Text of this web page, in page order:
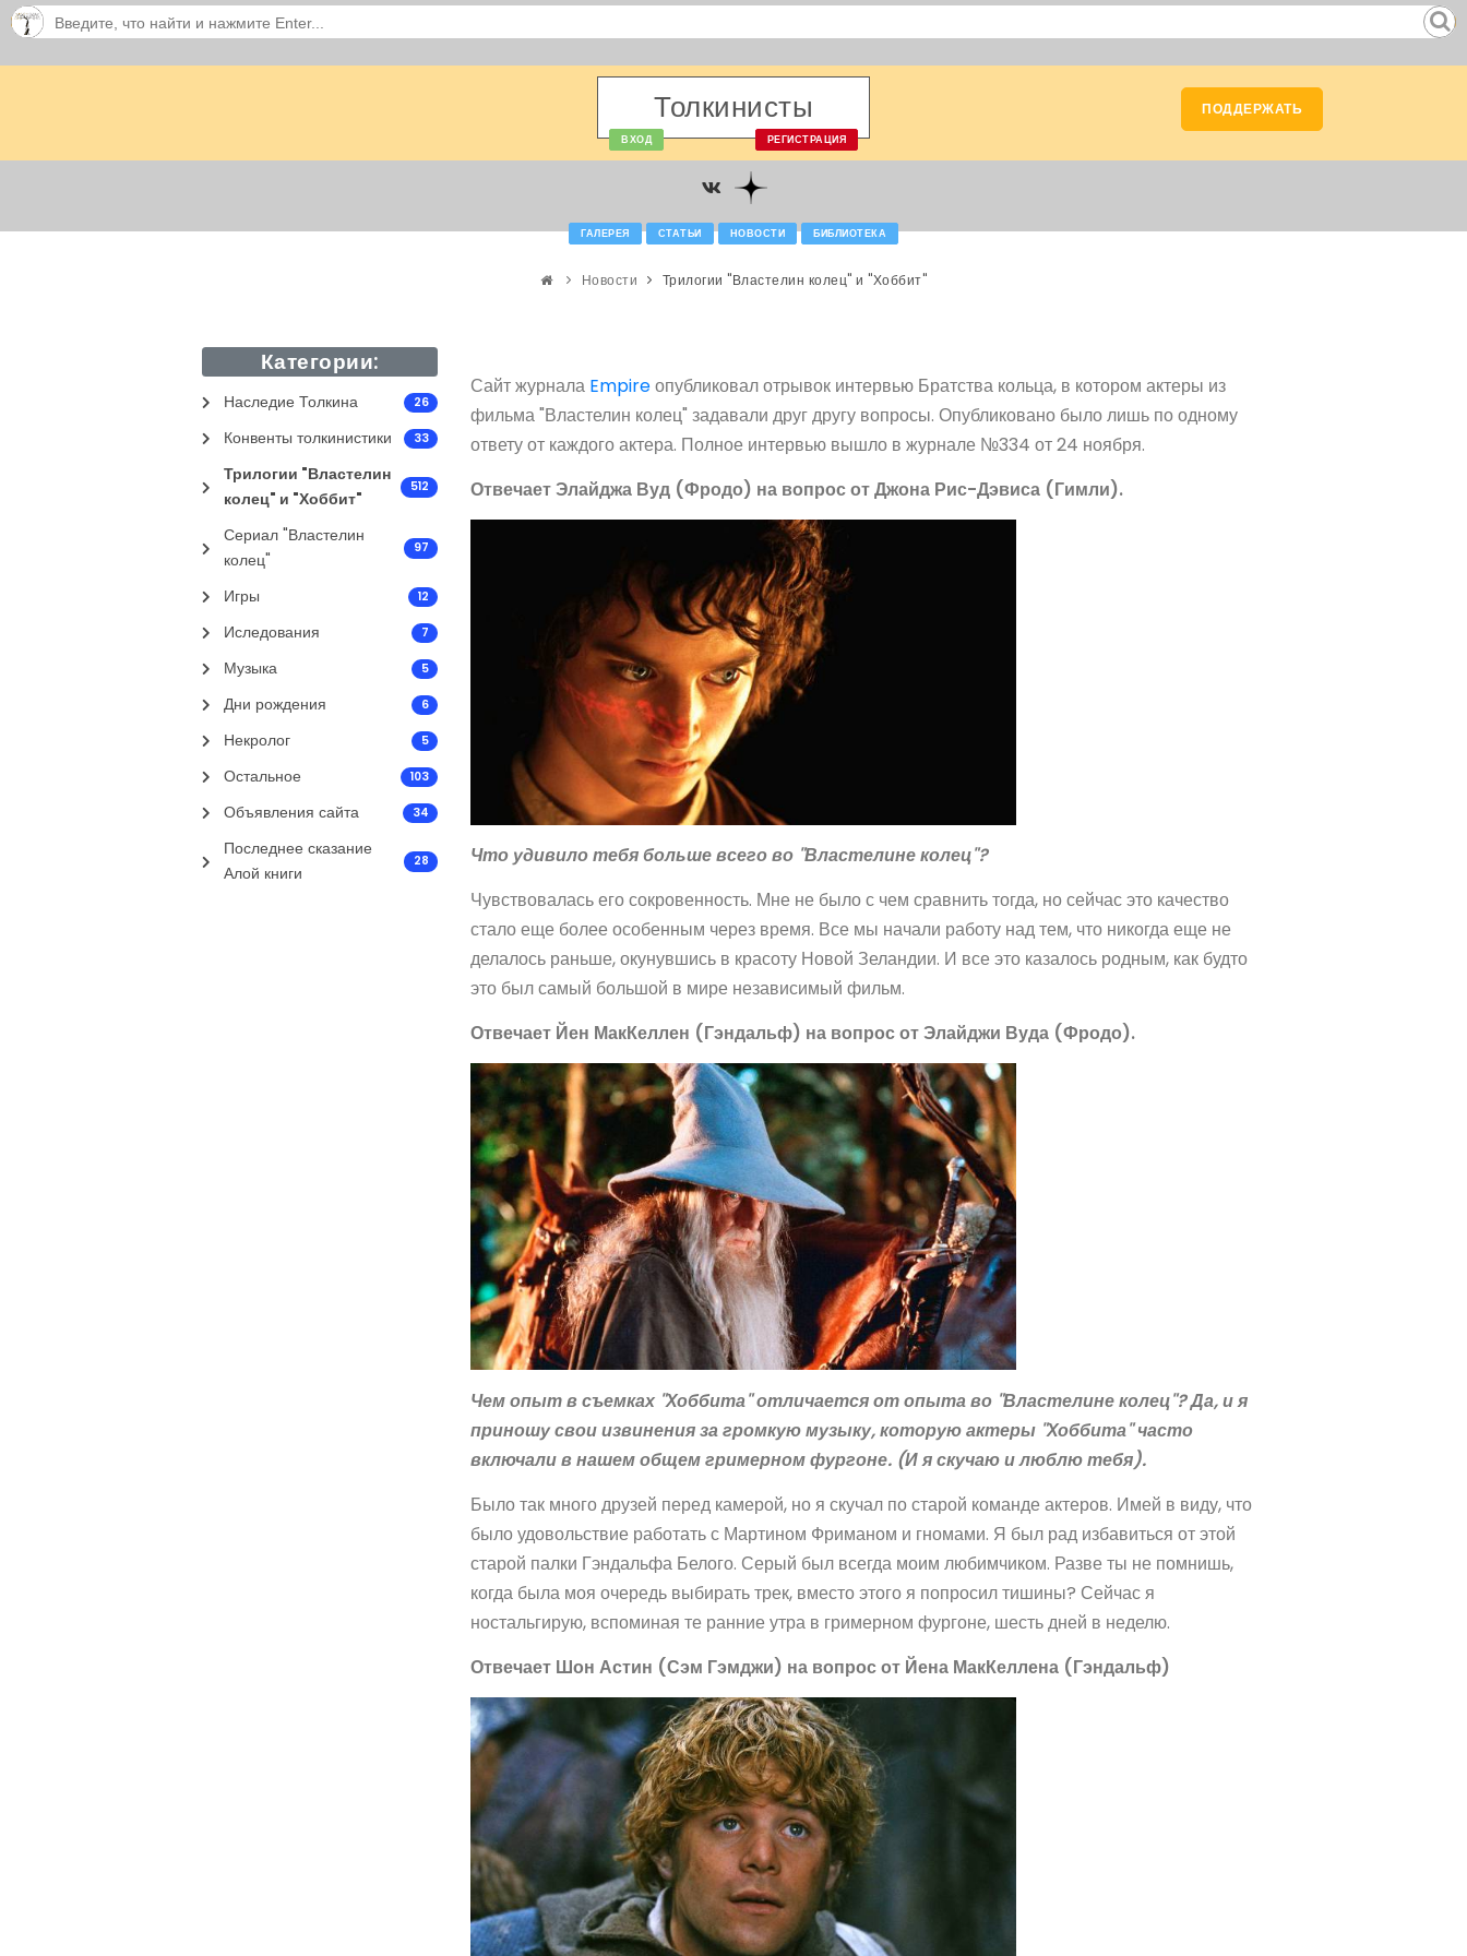
Толкинисты
ВХОД РЕГИСТРАЦИЯ
ПОДДЕРЖАТЬ
ГАЛЕРЕЯ СТАТЬИ НОВОСТИ БИБЛИОТЕКА
Новости Трилогии "Властелин колец" и "Хоббит"
Категории:
Наследие Толкина 26
Конвенты толкинистики 33
Трилогии "Властелин
колец" и "Хоббит"
512
Сериал "Властелин
колец"
97
Игры 12
Иследования 7
Музыка 5
Дни рождения 6
Некролог 5
Остальное 103
Объявления сайта 34
Последнее сказание
Алой книги
28
Сайт журнала Empireопубликовал отрывок интервью Братства кольца, в котором актеры из
фильма "Властелин колец" задавали друг другу вопросы. Опубликовано было лишь по одному
ответу от каждого актера. Полное интервью вышло в журнале №334 от 24 ноября.
Отвечает Элайджа Вуд (Фродо) на вопрос от Джона Рис-Дэвиса (Гимли).
Что удивило тебя больше всего во "Властелине колец"?
Чувствовалась его сокровенность. Мне не было с чем сравнить тогда, но сейчас это качество
стало еще более особенным через время. Все мы начали работу над тем, что никогда еще не
делалось раньше, окунувшись в красоту Новой Зеландии. И все это казалось родным, как будто
это был самый большой в мире независимый фильм.
Отвечает Йен МакКеллен (Гэндальф) на вопрос от Элайджи Вуда (Фродо).
Чем опыт в съемках "Хоббита" отличается от опыта во "Властелине колец"? Да, и я
приношу свои извинения за громкую музыку, которую актеры "Хоббита" часто
включали в нашем общем гримерном фургоне. (И я скучаю и люблю тебя).
Было так много друзей перед камерой, но я скучал по старой команде актеров. Имей в виду, что
было удовольствие работать с Мартином Фриманом и гномами. Я был рад избавиться от этой
старой палки Гэндальфа Белого. Серый был всегда моим любимчиком. Разве ты не помнишь,
когда была моя очередь выбирать трек, вместо этого я попросил тишины? Сейчас я
ностальгирую, вспоминая те ранние утра в гримерном фургоне, шесть дней в неделю.
Отвечает Шон Астин (Сэм Гэмджи) на вопрос от Йена МакКеллена (Гэндальф)